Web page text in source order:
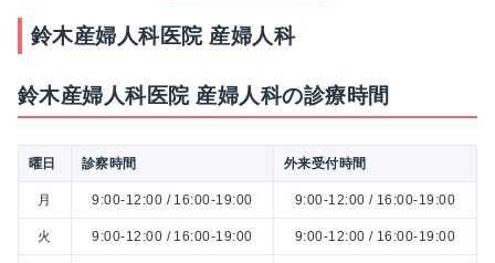
鈴木産婦人科医院 産婦人科
鈴木産婦人科医院 産婦人科の診療時間
曜日 診察時間 外来受付時間
月 9:00-12:00 / 16:00-19:00 9:00-12:00 / 16:00-19:00
火 9:00-12:00 / 16:00-19:00 9:00-12:00 / 16:00-19:00